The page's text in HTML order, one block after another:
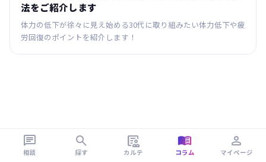
法をご紹介します
体力の低下が徐々に見え始める30代に取り組みたい体力低下や疲
労回復のポイントを紹介します！

相談

探す

カルテ

コラム

マイページ